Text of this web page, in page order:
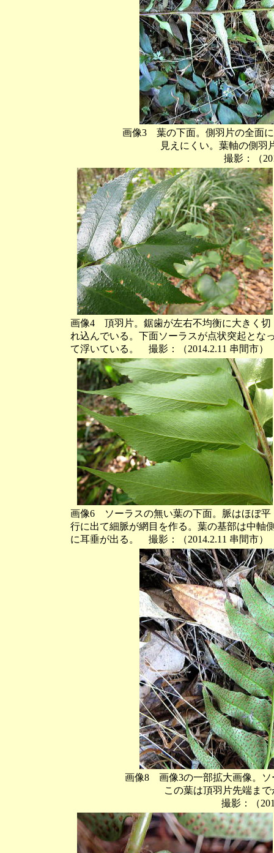
画像3 葉の下面。側羽片の全面
見えにくい。葉軸の側羽片の
撮影：（
画像4 頂羽片。鋸歯が左右不均衡に大きく切
れ込んでいる。下面ソーラスが点状突起とな
て浮いている。 撮影：（2014.2.11 串間市）
画像6 ソーラスの無い葉の下面。脈はほぼ平
行に出て細脈が網目を作る。葉の基部は中軸
に耳垂が出る。 撮影：（2014.2.11 串間市）
画像8 画像3の一部拡大画像。ソ
この葉は頂羽片先端までが
撮影：（